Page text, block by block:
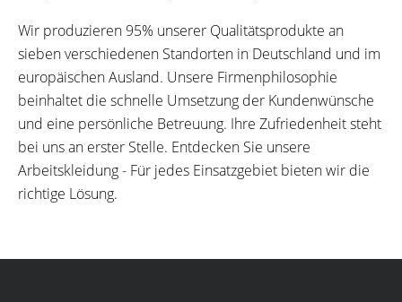
Wir produzieren 95% unserer Qualitätsprodukte an
sieben verschiedenen Standorten in Deutschland und im
europäischen Ausland. Unsere Firmenphilosophie
beinhaltet die schnelle Umsetzung der Kundenwünsche
und eine persönliche Betreuung. Ihre Zufriedenheit steht
bei uns an erster Stelle. Entdecken Sie unsere
Arbeitskleidung - Für jedes Einsatzgebiet bieten wir die
richtige Lösung.